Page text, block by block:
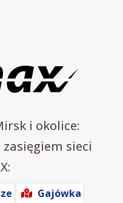
i okolice:
sieci
Gajówka